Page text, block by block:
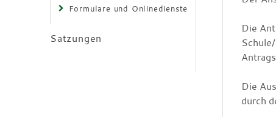
Formulare und Onlinedienste
Satzungen
Die
Die
durch